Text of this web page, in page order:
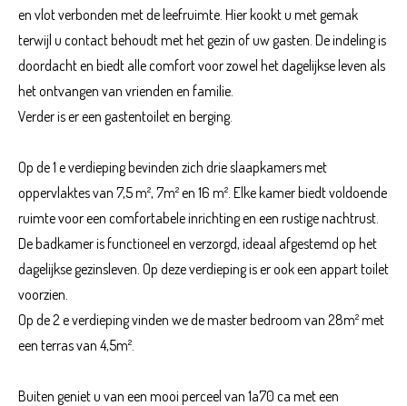
en vlot verbonden met de leefruimte. Hier kookt u met gemak
terwijl u contact behoudt met het gezin of uw gasten. De indeling is
doordacht en biedt alle comfort voor zowel het dagelijkse leven als
het ontvangen van vrienden en familie.
Verder is er een gastentoilet en berging.
Op de 1 e verdieping bevinden zich drie slaapkamers met
oppervlaktes van 7,5 m², 7m² en 16 m². Elke kamer biedt voldoende
ruimte voor een comfortabele inrichting en een rustige nachtrust.
De badkamer is functioneel en verzorgd, ideaal afgestemd op het
dagelijkse gezinsleven. Op deze verdieping is er ook een appart toilet
voorzien.
Op de 2 e verdieping vinden we de master bedroom van 28m² met
een terras van 4,5m².
Buiten geniet u van een mooi perceel van 1a70 ca met een